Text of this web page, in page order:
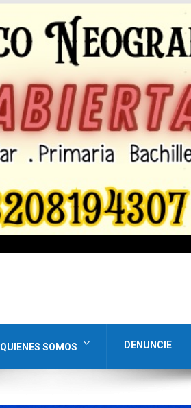
QUIENES SOMOS DENUNCIE